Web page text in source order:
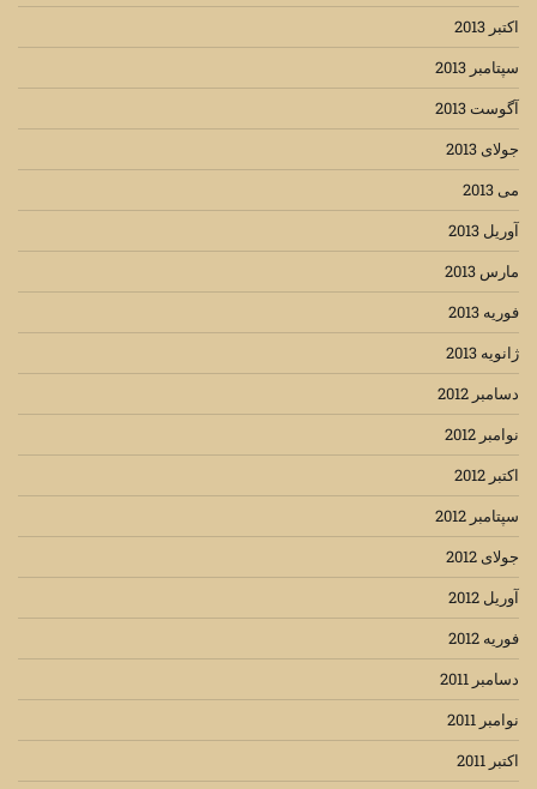
اکتبر 2013
سپتامبر 2013
آگوست 2013
جولای 2013
می 2013
آوریل 2013
مارس 2013
فوریه 2013
ژانویه 2013
دسامبر 2012
نوامبر 2012
اکتبر 2012
سپتامبر 2012
جولای 2012
آوریل 2012
فوریه 2012
دسامبر 2011
نوامبر 2011
اکتبر 2011